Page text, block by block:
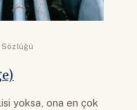
Sözlüğü
yoksa, ona en çok